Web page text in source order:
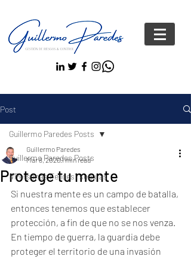
Post
Guillermo Paredes Posts
#Personas FelicesYseguras
Guillermo Paredes Posts
Protege tu mente
Guillermo Paredes
Mar 8, 20201 min read
Si nuestra mente es un campo de batalla,
entonces tenemos que establecer
protección, a fin de que no se nos venza.
En tiempo de guerra, la guardia debe
proteger el territorio de una invasión